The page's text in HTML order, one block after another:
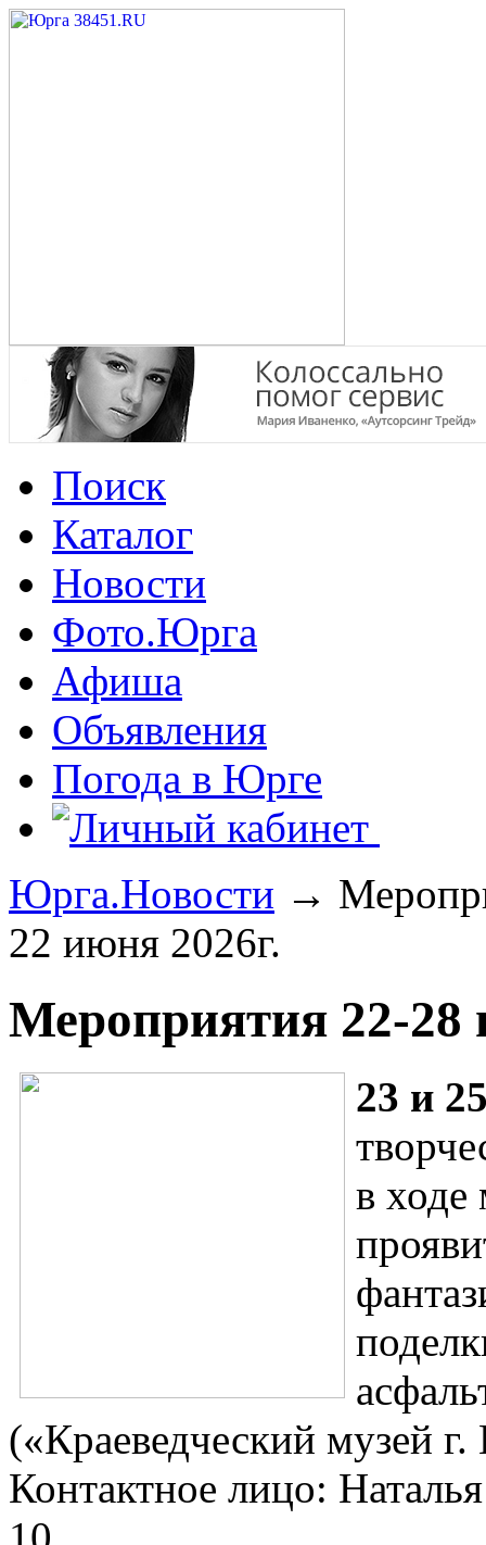
Поиск
Каталог
Новости
Фото.Юрга
Афиша
Объявления
Погода в Юрге
Юрга.Новости →
22 июня 2026г.
Мероприятия 22-28
23 и
в ходе
(«Краеведческий музей
Контактное лицо: